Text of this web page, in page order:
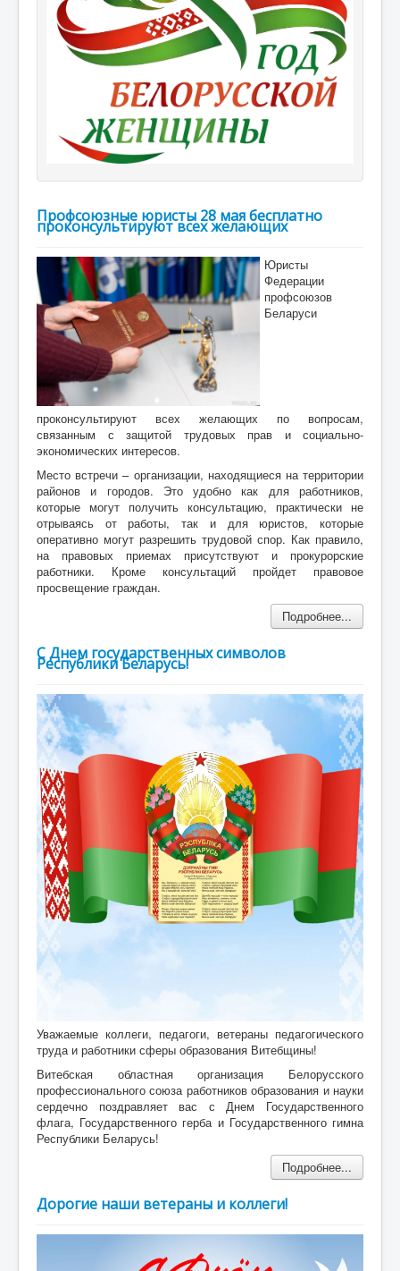
Профсоюзные юристы 28 мая бесплатно
проконсультируют всех желающих
Юристы
Федерации
профсоюзов
Беларуси
проконсультируют всех желающих по вопросам,
связанным с защитой трудовых прав и социально-
экономических интересов.
Место встречи – организации, находящиеся на территории
районов и городов. Это удобно как для работников,
которые могут получить консультацию, практически не
отрываясь от работы, так и для юристов, которые
оперативно могут разрешить трудовой спор. Как правило,
на правовых приемах присутствуют и прокурорские
работники. Кроме консультаций пройдет правовое
просвещение граждан.
Подробнее...
С Днем государственных символов
Республики Беларусь!
Уважаемые коллеги, педагоги, ветераны педагогического
труда и работники сферы образования Витебщины!
Витебская областная организация Белорусского
профессионального союза работников образования и науки
сердечно поздравляет вас с Днем Государственного
флага, Государственного герба и Государственного гимна
Республики Беларусь!
Подробнее...
Дорогие наши ветераны и коллеги!